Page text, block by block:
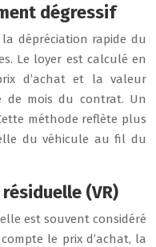
dégressif
dépréciation rapide du
Le loyer est calculé en
d’achat et la valeur
de mois du contrat. Un
méthode reflète plus
du véhicule au fil du
(VR)
est souvent considéré
le prix d’achat, la